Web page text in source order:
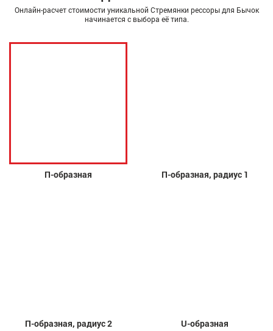
Онлайн-расчет стоимости уникальной Стремянки рессоры для Бычок
начинается с выбора её типа.
П-образная П-образная, радиус 1
П-образная, радиус 2 U-образная